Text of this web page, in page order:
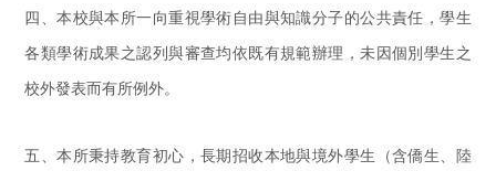
四、本校與本所一向重視學術自由與知識分子的公共責任，學生
各類學術成果之認列與審查均依既有規範辦理，未因個別學生之
校外發表而有所例外。
五、本所秉持教育初心，長期招收本地與境外學生（含僑生、陸